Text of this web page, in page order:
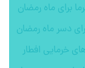
برای ماه رمضان
دسر ماه رمضان
خرمایی افطار